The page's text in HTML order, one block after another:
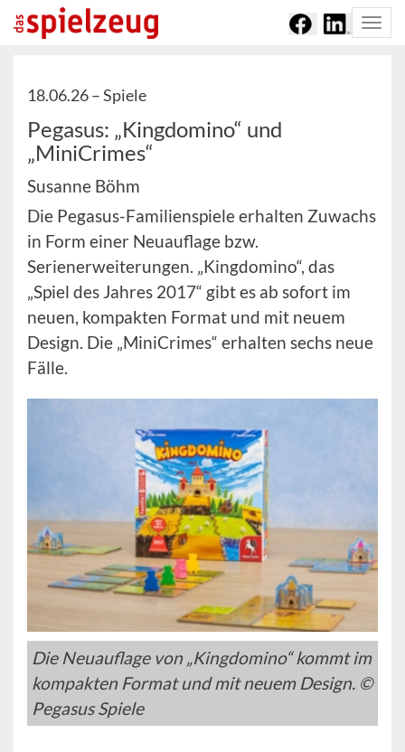
18.06.26 –Spiele
Pegasus: „Kingdomino“ und
„MiniCrimes“
Susanne Böhm
Die Pegasus-Familienspiele erhalten Zuwachs
in Form einer Neuauflage bzw.
Serienerweiterungen. „Kingdomino“, das
„Spiel des Jahres 2017“ gibt es ab sofort im
neuen, kompakten Format und mit neuem
Design. Die „MiniCrimes“ erhalten sechs neue
Fälle.
Die Neuauflage von „Kingdomino“ kommt im
kompakten Format und mit neuem Design. ©
Pegasus Spiele